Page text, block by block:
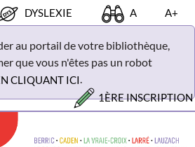
DYSLEXIE A A+
au portail de votre bibliothèque,
que vous n'êtes pas un robot
CLIQUANT ICI.
1ÈRE INSCRIPTION